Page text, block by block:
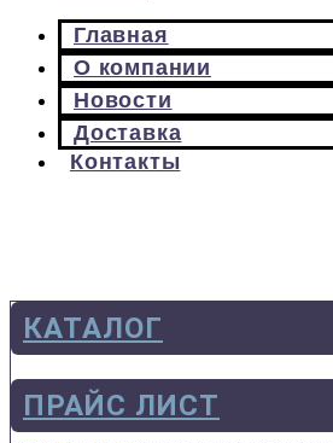
Главная
О компании
Новости
Доставка
Контакты
КАТАЛОГ
ПРАЙС ЛИСТ